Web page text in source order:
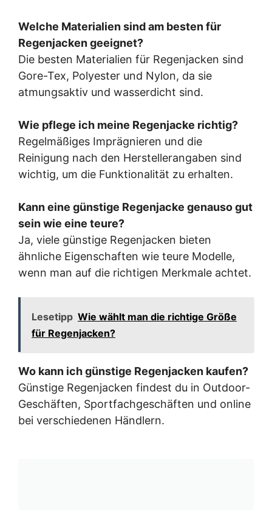
Welche Materialien sind am besten für
Regenjacken geeignet?
Die besten Materialien für Regenjacken sind
Gore-Tex, Polyester und Nylon, da sie
atmungsaktiv und wasserdicht sind.
Wie pflege ich meine Regenjacke richtig?
Regelmäßiges Imprägnieren und die
Reinigung nach den Herstellerangaben sind
wichtig, um die Funktionalität zu erhalten.
Kann eine günstige Regenjacke genauso gut
sein wie eine teure?
Ja, viele günstige Regenjacken bieten
ähnliche Eigenschaften wie teure Modelle,
wenn man auf die richtigen Merkmale achtet.
Lesetipp Wie wählt man die richtige Größe
für Regenjacken?
Wo kann ich günstige Regenjacken kaufen?
Günstige Regenjacken findest du in Outdoor-
Geschäften, Sportfachgeschäften und online
bei verschiedenen Händlern.